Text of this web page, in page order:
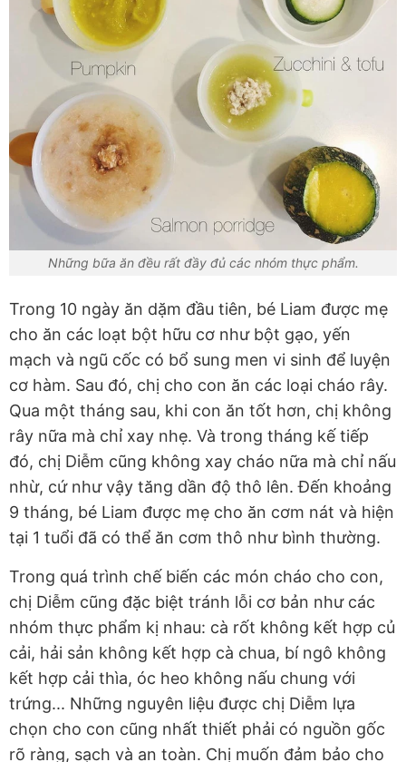
Những bữa ăn đều rất đầy đủ các nhóm thực phẩm.
Trong 10 ngày ăn dặm đầu tiên, bé Liam được mẹ
cho ăn các loạt bột hữu cơ như bột gạo, yến
mạch và ngũ cốc có bổ sung men vi sinh để luyện
cơ hàm. Sau đó, chị cho con ăn các loại cháo rây.
Qua một tháng sau, khi con ăn tốt hơn, chị không
rây nữa mà chỉ xay nhẹ. Và trong tháng kế tiếp
đó, chị Diễm cũng không xay cháo nữa mà chỉ nấu
nhừ, cứ như vậy tăng dần độ thô lên. Đến khoảng
9 tháng, bé Liam được mẹ cho ăn cơm nát và hiện
tại 1 tuổi đã có thể ăn cơm thô như bình thường.
Trong quá trình chế biến các món cháo cho con,
chị Diễm cũng đặc biệt tránh lỗi cơ bản như các
nhóm thực phẩm kị nhau: cà rốt không kết hợp củ
cải, hải sản không kết hợp cà chua, bí ngô không
kết hợp cải thìa, óc heo không nấu chung với
trứng... Những nguyên liệu được chị Diễm lựa
chọn cho con cũng nhất thiết phải có nguồn gốc
rõ ràng, sạch và an toàn. Chị muốn đảm bảo cho